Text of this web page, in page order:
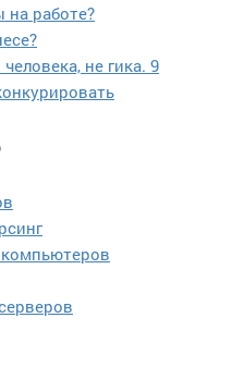
работе?
не гика. 9